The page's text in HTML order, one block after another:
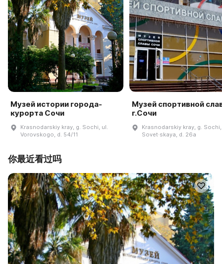
Музей истории города-
курорта Сочи
Krasnodarskiy kray, g. Sochi, ul.
Vorovskogo, d. 54/11
Музей спортивной
г.Сочи
Krasnodarskiy kray, g.
Sovet·skaya, d. 26a
你最近看过吗